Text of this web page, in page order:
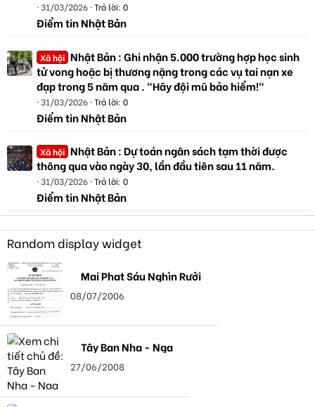
31/03/2026 Trả lời: 0
Điểm tin Nhật Bản
Xã hội Nhật Bản : Ghi nhận 5.000 trường hợp học sinh
tử vong hoặc bị thương nặng trong các vụ tai nạn xe
đạp trong 5 năm qua . "Hãy đội mũ bảo hiểm!"
31/03/2026 Trả lời: 0
Điểm tin Nhật Bản
Xã hội Nhật Bản : Dự toán ngân sách tạm thời được
thông qua vào ngày 30, lần đầu tiên sau 11 năm.
31/03/2026 Trả lời: 0
Điểm tin Nhật Bản
Random display widget
Mai Phạt Sáu Nghìn Rưởi
08/07/2006
Tây Ban Nha - Nga
27/06/2008